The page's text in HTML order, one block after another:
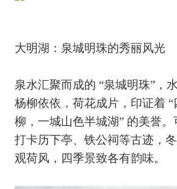
大明湖：泉城明珠的秀丽风光
泉水汇聚而成的 “泉城明珠”，
杨柳依依，荷花成片，印证着
柳，一城山色半城湖” 的美誉。
打卡历下亭、铁公祠等古迹，
观荷风，四季景致各有韵味。